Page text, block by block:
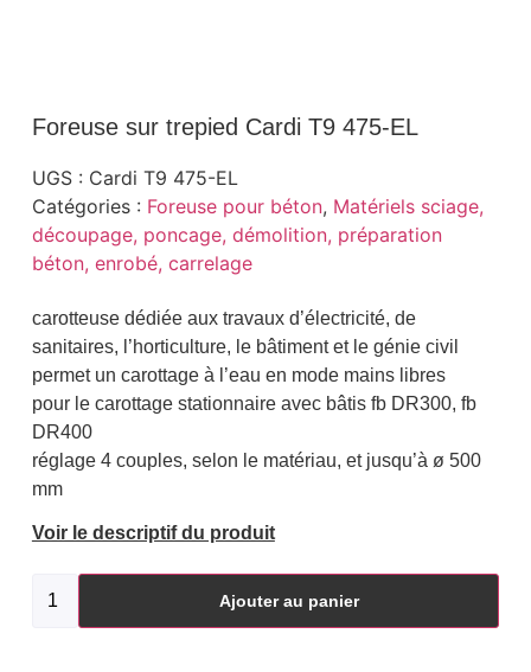
Foreuse sur trepied Cardi T9 475-EL
UGS : Cardi T9 475-EL
Catégories : Foreuse pour béton, Matériels sciage,
découpage, poncage, démolition, préparation
béton, enrobé, carrelage
carotteuse dédiée aux travaux d’électricité, de
sanitaires, l’horticulture, le bâtiment et le génie civil
permet un carottage à l’eau en mode mains libres
pour le carottage stationnaire avec bâtis fb DR300, fb
DR400
réglage 4 couples, selon le matériau, et jusqu’à ø 500
mm
Voir le descriptif du produit
Ajouter au panier